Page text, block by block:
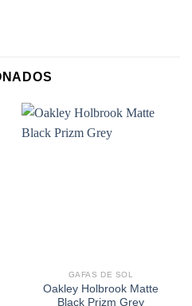
GAFAS DE SOL
Oakley Holbrook Matte
Black Prizm Grey